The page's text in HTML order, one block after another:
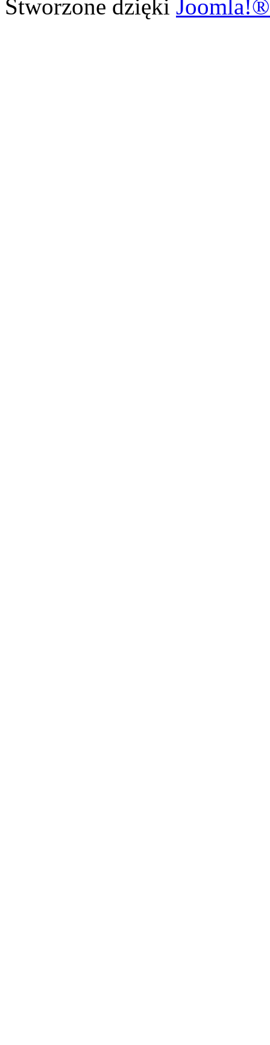
Stworzone dzięki Joomla!®